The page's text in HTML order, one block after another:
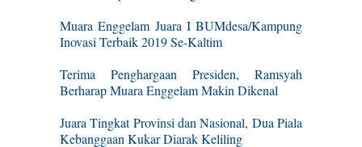
Muara Enggelam Juara I BUMdesa/Kampung
Inovasi Terbaik 2019 Se-Kaltim
Terima Penghargaan Presiden, Ramsyah
Berharap Muara Enggelam Makin Dikenal
Juara Tingkat Provinsi dan Nasional, Dua Piala
Kebanggaan Kukar Diarak Keliling